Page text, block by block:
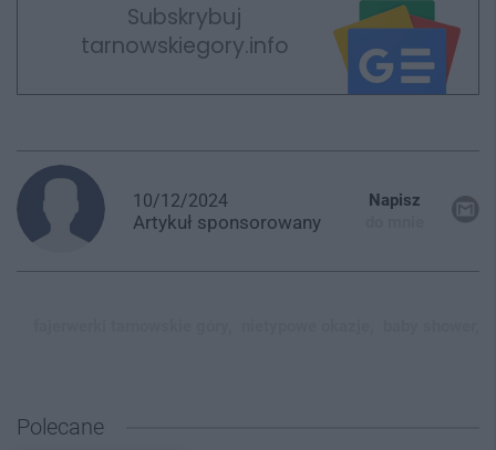
Subskrybuj
tarnowskiegory.info
10/12/2024
Artykuł sponsorowany
Napisz
Polecane